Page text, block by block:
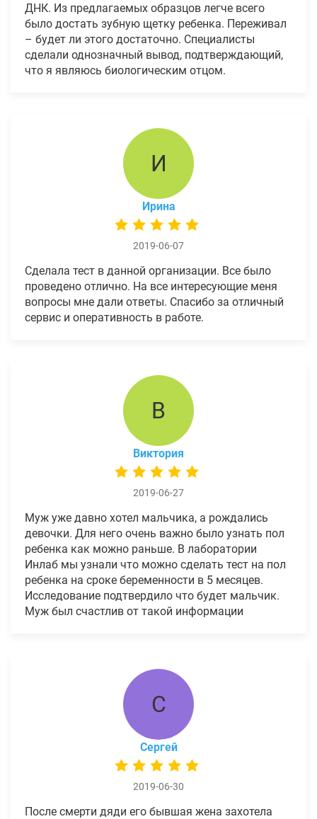
ДНК. Из предлагаемых образцов легче всего
было достать зубную щетку ребенка. Переживал
– будет ли этого достаточно. Специалисты
сделали однозначный вывод, подтверждающий,
что я являюсь биологическим отцом.
И
Ирина
2019-06-07
Сделала тест в данной организации. Все было
проведено отлично. На все интересующие меня
вопросы мне дали ответы. Спасибо за отличный
сервис и оперативность в работе.
В
Виктория
2019-06-27
Муж уже давно хотел мальчика, а рождались
девочки. Для него очень важно было узнать пол
ребенка как можно раньше. В лаборатории
Инлаб мы узнали что можно сделать тест на пол
ребенка на сроке беременности в 5 месяцев.
Исследование подтвердило что будет мальчик.
Муж был счастлив от такой информации
С
Сергей
2019-06-30
После смерти дяди его бывшая жена захотела